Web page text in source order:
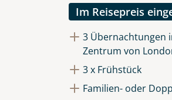
Im Reisepreis
3 Übernachtungen
Zentrum von
3 x Frühstück
Familien- oder